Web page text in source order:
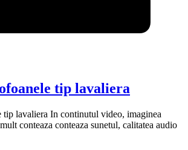
tip lavaliera
tip lavaliera In continutul video, imaginea
conteaza conteaza sunetul, calitatea audio